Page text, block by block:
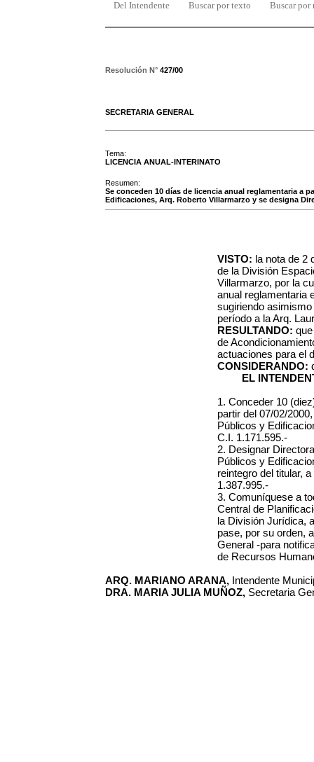
Del Intendente Buscar por texto Buscar por
Resolución N° 427/00
SECRETARIA GENERAL
Tema:
LICENCIA ANUAL-INTERINATO
Resumen:
Se conceden 10 días de licencia anual reglamentaria a
Edificaciones, Arq. Roberto Villarmarzo y se designa
VISTO: la nota de 2
de la División
Villarmarzo, por la
anual reglamentaria
sugiriendo
período a la Arq.
RESULTANDO:
de
actuaciones para el
CONSIDERANDO:
EL
1. Conceder 10
partir del 07/02/
Públicos y
C.I. 1.171.595.-
2. Designar
Públicos y
reintegro del titular,
1.387.995.-
3. Comuníquese a
Central de
la División Jurídica,
pase, por su orden,
General -para
de Recursos
ARQ. MARIANO ARANA, Intendente
DRA. MARIA JULIA MUÑOZ, Secretaria